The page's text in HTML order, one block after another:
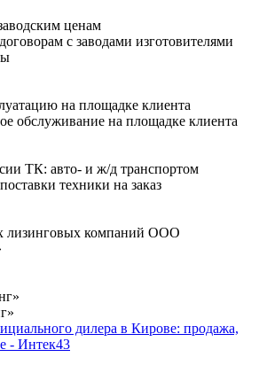
ценам
с заводами изготовителями
на площадке клиента
обслуживание на площадке клиента
ТК: авто- и ж/д транспортом
техники на заказ
лизинговых компаний ООО